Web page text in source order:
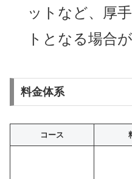
ットなど、厚
トとなる場合
料金体系
コース